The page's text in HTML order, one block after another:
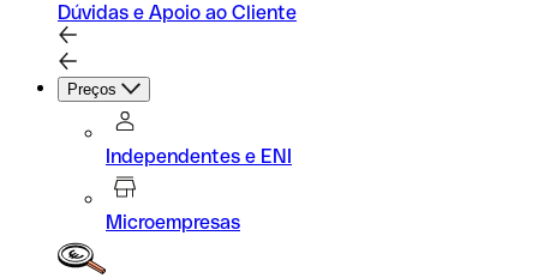
Dúvidas e Apoio ao Cliente
Preços
Independentes e ENI
Microempresas